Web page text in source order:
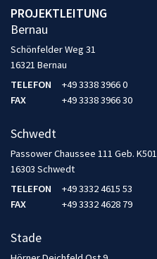
PROJEKTLEITUNG
Bernau
Schönfelder Weg 31
16321 Bernau
TELEFON
+49 3338 3966 0
FAX
+49 3338 3966 30
Schwedt
Passower Chaussee 111 Geb. K501
16303 Schwedt
TELEFON
+49 3332 4615 53
FAX
+49 3332 4628 79
Stade